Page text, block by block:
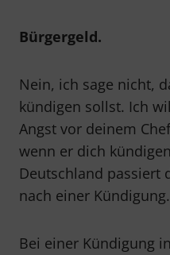
Bürgergeld.
Nein, ich sage nicht,
kündigen sollst. Ich
Angst vor deinem
wenn er dich
Deutschland passiert
nach einer Kündigung.
Bei einer Kündigung